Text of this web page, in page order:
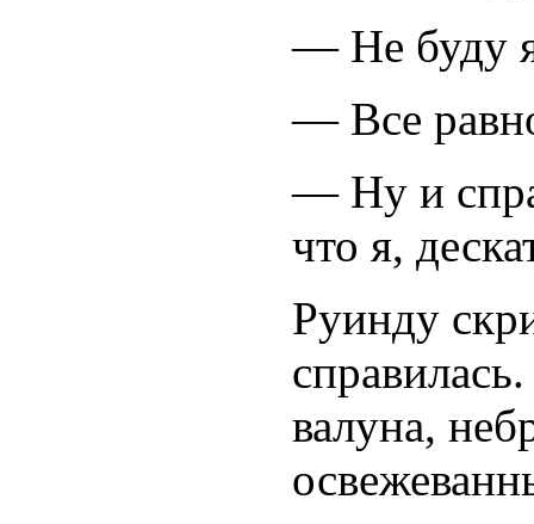
— Не буду
— Все
— Ну и
что я,
Руинду
валуна,